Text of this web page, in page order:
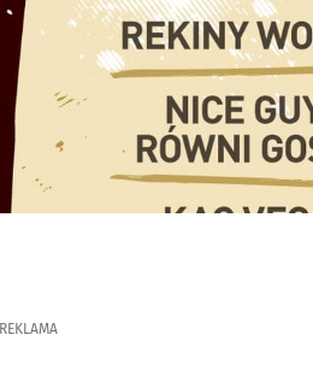
REKLAMA